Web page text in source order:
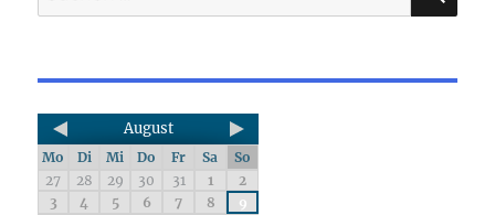
August
Mo Di Mi Do Fr Sa
So
27
28 29 30 31 1
2
3
4 5 6 7 8
9